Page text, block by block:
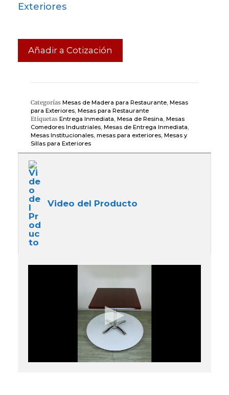
Exteriores
Añadir a Cotización
Categorías Mesas de Madera para Restaurante, Mesas
para Exteriores, Mesas para Restaurante
Etiquetas Entrega Inmediata, Mesa de Resina, Mesas
Comedores Industriales, Mesas de Entrega Inmediata,
Mesas Institucionales, mesas para exteriores, Mesas y
Sillas para Exteriores
Video del Producto